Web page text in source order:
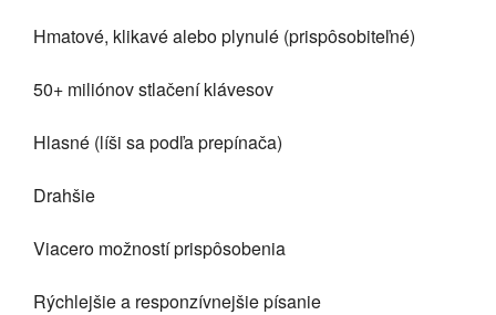
Hmatové, klikavé alebo plynulé (prispôsobiteľné)
50+ miliónov stlačení klávesov
Hlasné (líši sa podľa prepínača)
Drahšie
Viacero možností prispôsobenia
Rýchlejšie a responzívnejšie písanie